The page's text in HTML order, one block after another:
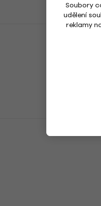
Soubory
udělení
reklamy